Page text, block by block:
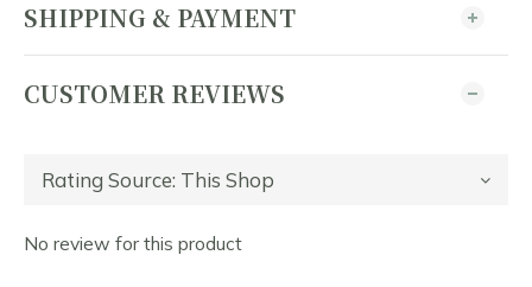
SHIPPING & PAYMENT
CUSTOMER REVIEWS
No review for this product